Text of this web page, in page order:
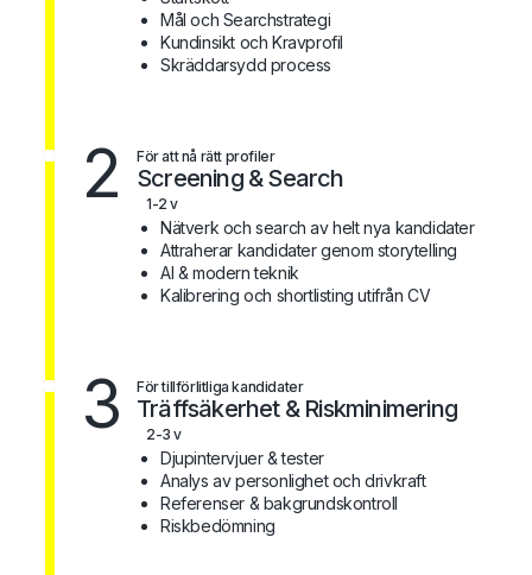
Mål och Searchstrategi
Kundinsikt och Kravprofil
Skräddarsydd process
2 För att nå rätt profiler
Screening & Search
1-2 v
Nätverk och search av helt nya kandidater
Attraherar kandidater genom storytelling
AI & modern teknik
Kalibrering och shortlisting utifrån CV
3 För tillförlitliga kandidater
Träffsäkerhet & Riskminimering
2-3 v
Djupintervjuer & tester
Analys av personlighet och drivkraft
Referenser & bakgrundskontroll
Riskbedömning